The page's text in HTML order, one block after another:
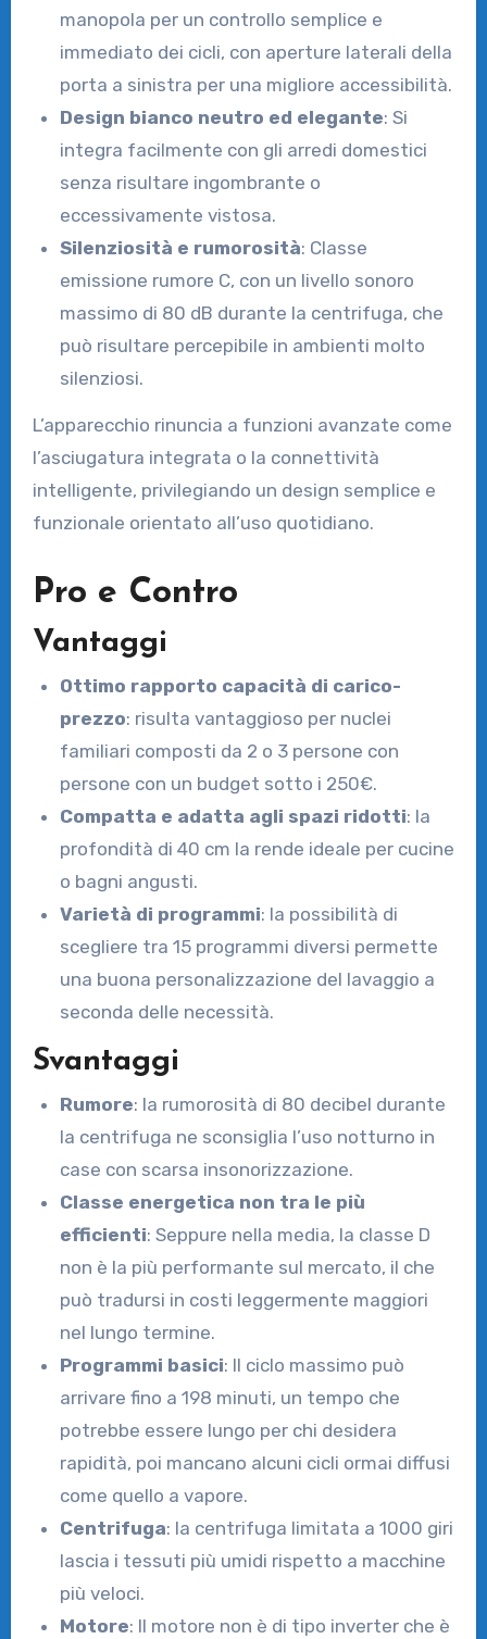
manopola per un controllo semplice e
immediato dei cicli, con aperture laterali della
porta a sinistra per una migliore accessibilità.
Design bianco neutro ed elegante: Si
integra facilmente con gli arredi domestici
senza risultare ingombrante o
eccessivamente vistosa.
Silenziosità e rumorosità: Classe
emissione rumore C, con un livello sonoro
massimo di 80 dB durante la centrifuga, che
può risultare percepibile in ambienti molto
silenziosi.
L’apparecchio rinuncia a funzioni avanzate come
l’asciugatura integrata o la connettività
intelligente, privilegiando un design semplice e
funzionale orientato all’uso quotidiano.
Pro e Contro
Vantaggi
Ottimo rapporto capacità di carico-
prezzo: risulta vantaggioso per nuclei
familiari composti da 2 o 3 persone con
persone con un budget sotto i 250€.
Compatta e adatta agli spazi ridotti: la
profondità di 40 cm la rende ideale per cucine
o bagni angusti.
Varietà di programmi: la possibilità di
scegliere tra 15 programmi diversi permette
una buona personalizzazione del lavaggio a
seconda delle necessità.
Svantaggi
Rumore: la rumorosità di 80 decibel durante
la centrifuga ne sconsiglia l’uso notturno in
case con scarsa insonorizzazione.
Classe energetica non tra le più
efficienti: Seppure nella media, la classe D
non è la più performante sul mercato, il che
può tradursi in costi leggermente maggiori
nel lungo termine.
Programmi basici: Il ciclo massimo può
arrivare fino a 198 minuti, un tempo che
potrebbe essere lungo per chi desidera
rapidità, poi mancano alcuni cicli ormai diffusi
come quello a vapore.
Centrifuga: la centrifuga limitata a 1000 giri
lascia i tessuti più umidi rispetto a macchine
più veloci.
Motore: Il motore non è di tipo inverter che è